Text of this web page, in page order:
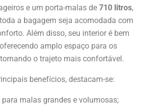
e um porta-malas de 710 litros,
a bagagem seja acomodada com
Além disso, seu interior é bem
amplo espaço para os
o trajeto mais confortável.
benefícios, destacam-se:
para malas grandes e volumosas;